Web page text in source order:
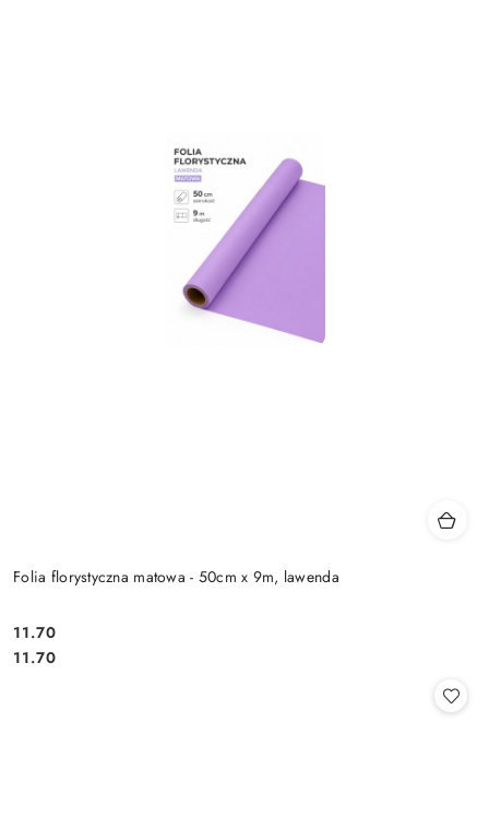
Folia florystyczna matowa - 50cm x 9m, lawenda
Cena:
11.70
Cena:
11.70